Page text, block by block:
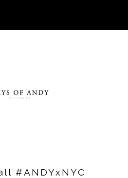
#ANDYxNYC